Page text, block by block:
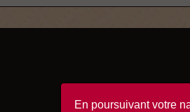
En poursuivant votre